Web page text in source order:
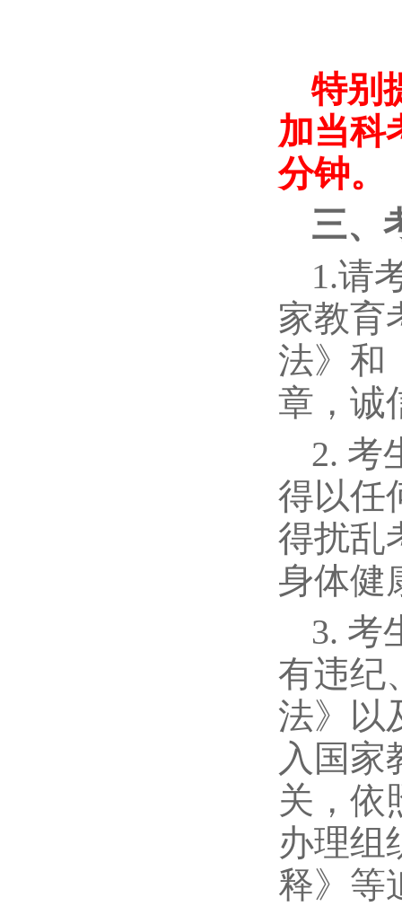
特别
加当科
分钟。
三、
1.请
家教育
法》和
章，诚
2. 考
得以任
得扰乱
身体健
3. 考
有违纪
法》以
入国家
关，依
办理组
释》等